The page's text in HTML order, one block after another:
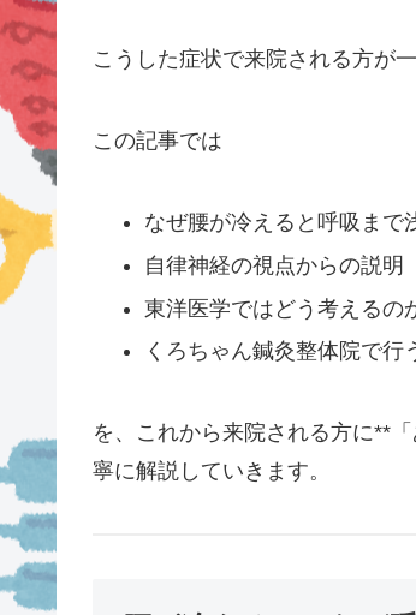
こうした症状で来院される方が
この記事では
なぜ腰が冷えると呼吸まで
自律神経の視点からの説明
東洋医学ではどう考えるの
くろちゃん鍼灸整体院で
を、これから来院される方に**
寧に解説していきます。